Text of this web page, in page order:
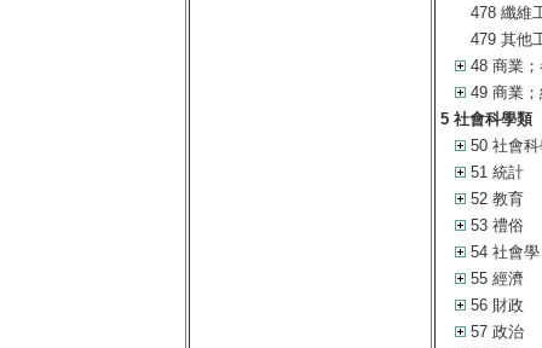
478 纖維
479 其他
48 商業
49 商業
5 社會科學類
50 社會
51 統計
52 教育
53 禮俗
54 社會學
55 經濟
56 財政
57 政治